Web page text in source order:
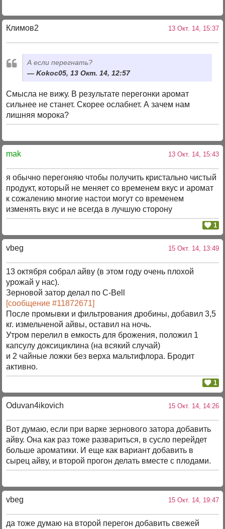
Климов2 13 Окт. 14, 15:37
А если перегнать?
Kokoc05, 13 Окт. 14, 12:57
Смысла не вижу. В результате перегонки аромат
сильнее не станет. Скорее ослабнет. А зачем нам
лишняя морока?
mak 13 Окт. 14, 15:43
я обычно перегоняю чтобы получить кристально чистый
продукт, который не меняет со временем вкус и аромат
к сожалению многие настои могут со временем
изменять вкус и не всегда в лучшую сторону
1
vbeg 15 Окт. 14, 13:49
13 октября собрал айву (в этом году очень плохой
урожай у нас).
Зерновой затор делал по C-Bell
[сообщение #11872671]
После промывки и фильтрования дробины, добавил 3,5
кг. измельченой айвы, оставил на ночь.
Утром перелил в емкость для брожения, положил 1
капсулу доксициклина (на всякий случай)
и 2 чайные ложки без верха мальтифлора. Бродит
активно.
1
Oduvan4ikovich 15 Окт. 14, 14:26
Вот думаю, если при варке зернового затора добавить
айву. Она как раз тоже развариться, в сусло перейдет
больше ароматики. И еще как вариант добавить в
сырец айву, и второй прогон делать вместе с плодами.
vbeg 15 Окт. 14, 19:47
да тоже думаю на второй перегон добавить свежей